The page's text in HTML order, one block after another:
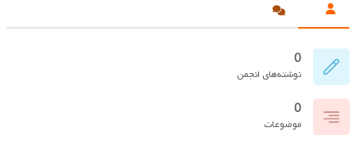
0
نوشته‌های انجمن
0
موضوعات